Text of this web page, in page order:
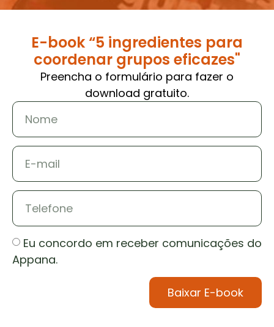
E-book “5 ingredientes para
coordenar grupos eficazes"
Preencha o formulário para fazer o
download gratuito.
Eu concordo em receber comunicações do
Appana.
Baixar E-book